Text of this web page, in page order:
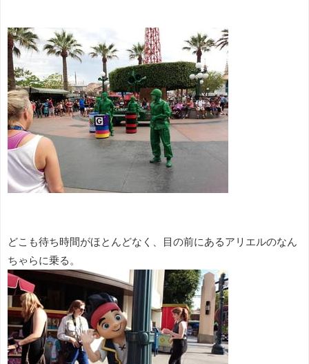
どこも待ち時間がほとんどなく、目の前にあるアリエルのなん
ちゃらに乗る。